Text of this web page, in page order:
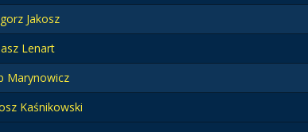
Jakosz
Lenart
Marynowicz
Kaśnikowski